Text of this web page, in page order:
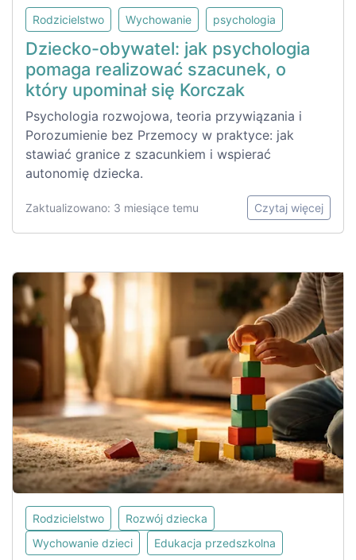
Rodzicielstwo Wychowanie psychologia
Dziecko-obywatel: jak psychologia
pomaga realizować szacunek, o
który upominał się Korczak
Psychologia rozwojowa, teoria przywiązania i
Porozumienie bez Przemocy w praktyce: jak
stawiać granice z szacunkiem i wspierać
autonomię dziecka.
Zaktualizowano: 3 miesiące temu Czytaj więcej
Rodzicielstwo
Rozwój dziecka
Wychowanie dzieci
Edukacja przedszkolna